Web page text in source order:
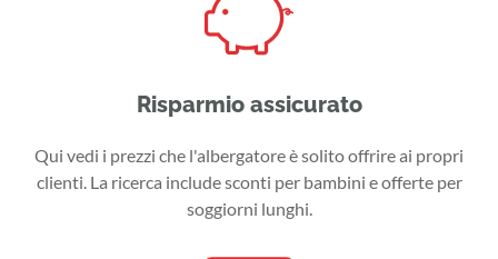
Risparmio assicurato
Qui vedi i prezzi che l'albergatore è solito offrire ai propri
clienti. La ricerca include sconti per bambini e offerte per
soggiorni lunghi.